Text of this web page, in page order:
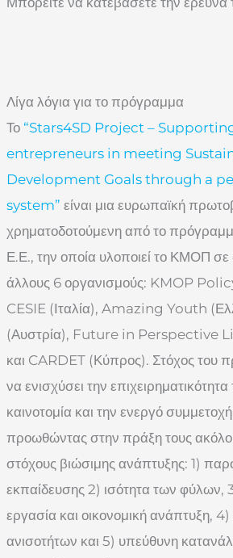
Λίγα λόγια για το πρόγραμμα
Το “Stars4SD Project –
entrepreneurs in meeting
Development Goals through a
system” είναι μια ευρωπαϊκή
χρηματοδοτούμενη από το
Ε.Ε., την οποία υλοποιεί το ΚΜΟΠ
άλλους 6 οργανισμούς: KMOP
CESIE (Ιταλία), Amazing Youth
(Αυστρία), Future in Perspective
και CARDET (Κύπρος). Στόχος του
να ενισχύσει την
καινοτομία και την ενεργό
προωθώντας στην πράξη τους
στόχους βιώσιμης ανάπτυξης: 1)
εκπαίδευσης 2) ισότητα των φύλων,
εργασία και οικονομική ανάπτυξη,
ανισοτήτων και 5) υπεύθυνη